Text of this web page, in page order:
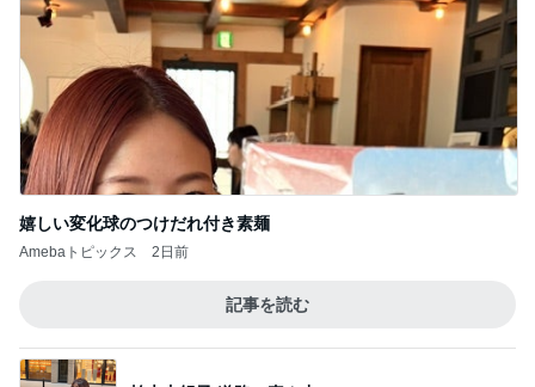
丸岡いずみ 頸動脈エコーの検査結果
Amebaトピックス 1日前